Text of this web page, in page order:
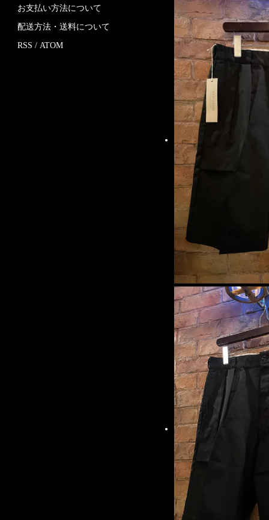
お支払い方法について
配送方法・送料について
RSS / ATOM